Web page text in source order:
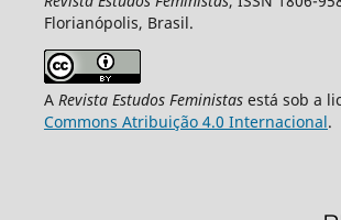
Florianópolis, Brasil.
A Revista Estudos Feministasestá sob a
Commons Atribuição 4.0 Internacional.